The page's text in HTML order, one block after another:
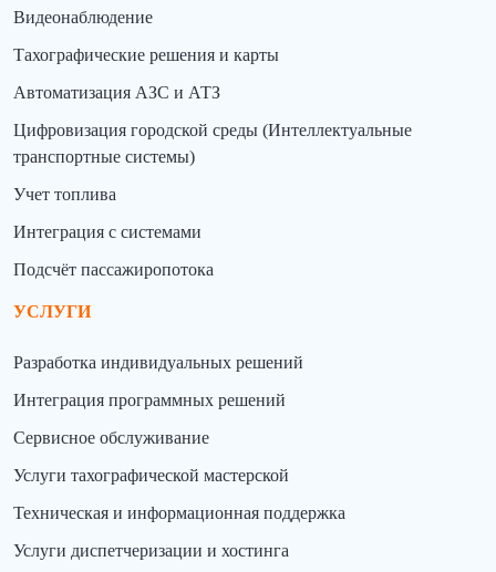
Видеонаблюдение
Тахографические решения и карты
Автоматизация АЗС и АТЗ
Цифровизация городской среды (Интеллектуальные
транспортные системы)
Учет топлива
Интеграция с системами
Подсчёт пассажиропотока
УСЛУГИ
Разработка индивидуальных решений
Интеграция программных решений
Сервисное обслуживание
Услуги тахографической мастерской
Техническая и информационная поддержка
Услуги диспетчеризации и хостинга